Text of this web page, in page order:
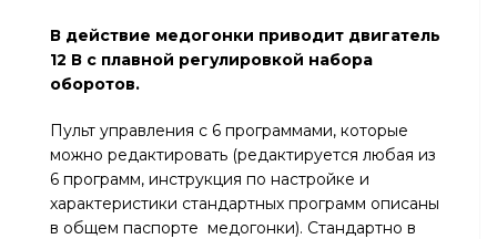
В действие медогонки приводит двигатель
12 В с плавной регулировкой набора
оборотов.
Пульт управления с 6 программами, которые
можно редактировать (редактируется любая из
6 программ, инструкция по настройке и
характеристики стандартных программ описаны
в общем паспорте медогонки). Стандартно в